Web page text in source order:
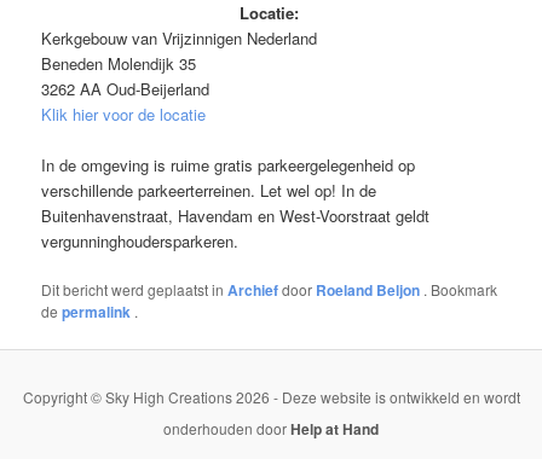
Locatie:
Kerkgebouw van Vrijzinnigen Nederland
Beneden Molendijk 35
3262 AA Oud-Beijerland
Klik hier voor de locatie
In de omgeving is ruime gratis parkeergelegenheid op
verschillende parkeerterreinen. Let wel op! In de
Buitenhavenstraat, Havendam en West-Voorstraat geldt
vergunninghoudersparkeren.
Dit bericht werd geplaatst inArchiefdoor Roeland Beljon . Bookmark
depermalink .
Copyright © Sky High Creations 2026 - Deze website is ontwikkeld en wordt
onderhouden doorHelp at Hand